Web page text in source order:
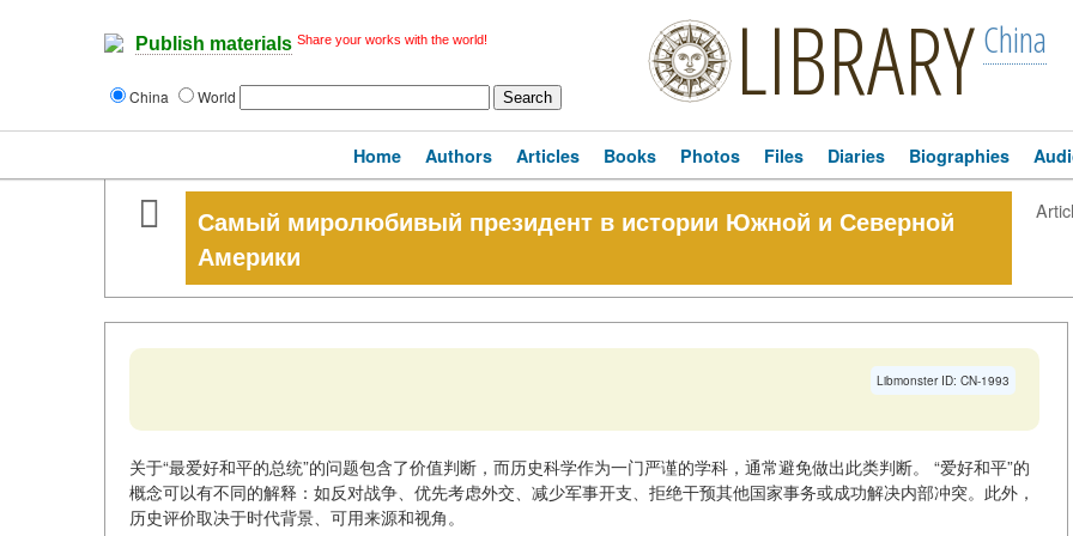
Publish materials Share your works with the world!
China World LIBRARY China
Home Authors Articles Books Photos Files Diaries Biographies
Самый миролюбивый президент в истории Южной и Северной
Америки
Libmonster ID: CN-1993
关于“最爱好和平的总统”的问题包含了价值判断，而历史科学作为一门严谨的学科，通常避免做出此类判断。 “爱好和平”的
概念可以有不同的解释：如反对战争、优先考虑外交、减少军事开支、拒绝干预其他国家事务或成功解决内部冲突。此外，
历史评价取决于时代背景、可用来源和视角。